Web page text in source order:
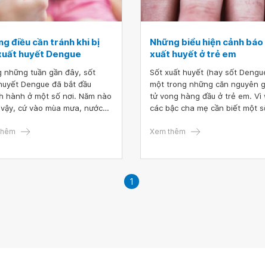
điều cần tránh khi bị
huyết Dengue
những tuần gần đây, sốt
Dengue đã bắt đầu
hành ở một số nơi. Năm nào
cứ vào mùa mưa, nước
đe dọa sức khỏe toàn
Những biểu hiện cảnh
xuất huyết ở trẻ em
Sốt xuất huyết (hay sốt
một trong những căn nguyên
tử vong hàng đầu ở trẻ em. Vì
các bậc cha mẹ cần biết một
để kịp thời phát hiện, đưa trẻ đi
Xem thêm
1